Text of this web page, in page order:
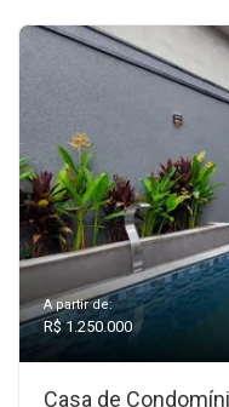
A partir de:
R$ 1.250.000
Casa de